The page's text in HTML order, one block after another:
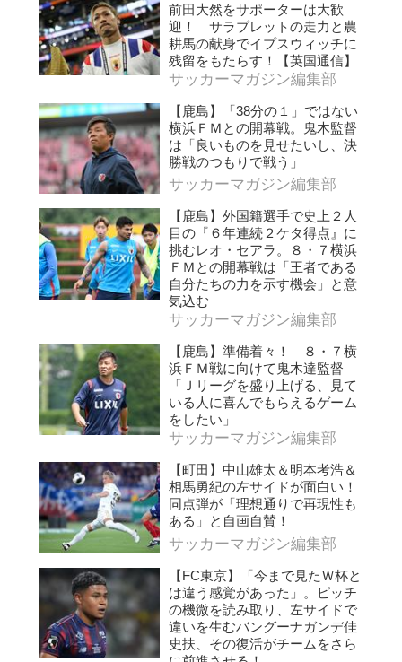
前田大然をサポーターは大歓
迎！ サラブレットの走力と農
耕馬の献身でイプスウィッチに
残留をもたらす！【英国通信】
サッカーマガジン編集部
【鹿島】「38分の１」ではない
横浜ＦＭとの開幕戦。鬼木監督
は「良いものを見せたいし、決
勝戦のつもりで戦う」
サッカーマガジン編集部
【鹿島】外国籍選手で史上２人
目の『６年連続２ケタ得点』に
挑むレオ・セアラ。８・７横浜
ＦＭとの開幕戦は「王者である
自分たちの力を示す機会」と意
気込む
サッカーマガジン編集部
【鹿島】準備着々！ ８・７横
浜ＦＭ戦に向けて鬼木達監督
「Ｊリーグを盛り上げる、見て
いる人に喜んでもらえるゲーム
をしたい」
サッカーマガジン編集部
【町田】中山雄太＆明本考浩＆
相馬勇紀の左サイドが面白い！
同点弾が「理想通りで再現性も
ある」と自画自賛！
サッカーマガジン編集部
【FC東京】「今まで見たＷ杯と
は違う感覚があった」。ピッチ
の機微を読み取り、左サイドで
違いを生むバングーナガンデ佳
史扶、その復活がチームをさら